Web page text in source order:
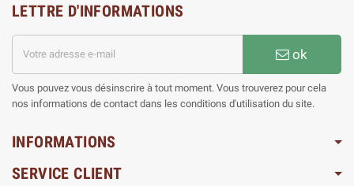
LETTRE D'INFORMATIONS
ok
Vous pouvez vous désinscrire à tout moment. Vous trouverez pour cela
nos informations de contact dans les conditions d'utilisation du site.
INFORMATIONS
SERVICE CLIENT